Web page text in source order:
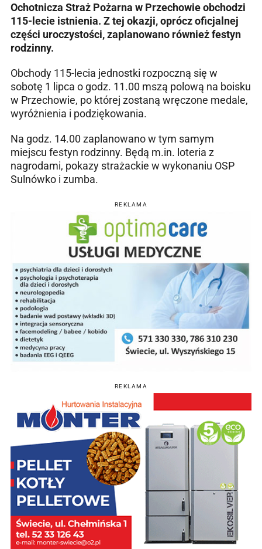
Ochotnicza Straż Pożarna w Przechowie obchodzi
115-lecie istnienia. Z tej okazji, oprócz oficjalnej
części uroczystości, zaplanowano również festyn
rodzinny.
Obchody 115-lecia jednostki rozpoczną się w
sobotę 1 lipca o godz. 11.00 mszą polową na boisku
w Przechowie, po której zostaną wręczone medale,
wyróżnienia i podziękowania.
Na godz. 14.00 zaplanowano w tym samym
miejscu festyn rodzinny. Będą m.in. loteria z
nagrodami, pokazy strażackie w wykonaniu OSP
Sulnówko i zumba.
REKLAMA
REKLAMA